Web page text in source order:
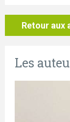
Retour aux
Les